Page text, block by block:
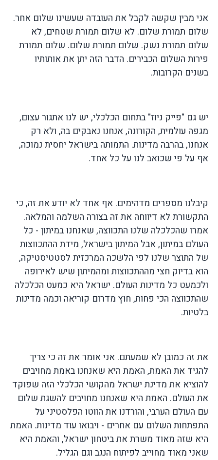
אני מבין שקשה לקבל את העובדה שעשינו שלום אחר.
שלום תמורת שלום. לא שלום תמורת שטחים, לא
שלום תמורת נשק. שלום תמורת שלום. שלום תמורת
פירות השלום הכבירים. הדבר הזה יתן את אותותיו
בשנים הקרובות.
יש גם "פייק ניוז" בתחום הכלכלי, יש לנו אתגור עצום,
מגפה עולמית, הקורונה, אנחנו נאבקים בה, ולא רק
אנחנו, בהרבה מדינות. התמותה בישראל יחסית נמוכה,
אף על פי שכואב לנו על כל אחד.
קיבלנו מספרים מדהימים. אף אחד לא יודע את זה, כי
התקשורת לא דיווחה את זה בצורה השלמה והמלאה.
אמרו שהכלכלה שלנו התכווצה, שאנחנו במיתון - כל
העולם במיתון, אבל המיתון בישראל, מידת ההתכווצות
של התוצר שלנו לפי הלשכה המרכזית לסטטיסטיקה,
הוא בדיוק חצי מההתכווצות ומהמיתון שיש לאירופה
ולכמעט כל מדינות העולם. ישראל היא כמעט הכלכלה
שהתכווצה הכי פחות, חוץ מדרום קוריאה וכמה מדינות
בלטיות.
את זה כמובן לא שמעתם. אני אומר את זה כי צריך
להגיד את האמת, האמת היא שאנחנו באמת מחויבים
להוציא את מדינת ישראל מהקושי הכלכלי הזה שפוקד
את העולם. האמת היא שאנחנו מחויבים להשגת שלום
עם העולם הערבי, והורדנו את הווטו הפלסטיני על
התפתחות השלום עם אחרים - ויבואו עוד מדינות. האמת
היא שזה מאוד משרת את ביטחון ישראל, והאמת היא
שאני מאוד מחוייב לפיתוח הנגב וגם הגליל.